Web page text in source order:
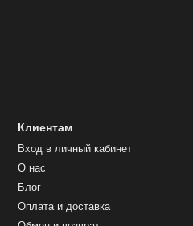
Клиентам
Вход в личный кабинет
О нас
Блог
Оплата и доставка